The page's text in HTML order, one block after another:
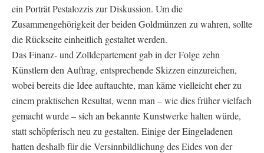
ein Porträt Pestalozzis zur Diskussion. Um die
Zusammengehörigkeit der beiden Goldmünzen zu wahren, sollte
die Rückseite einheitlich gestaltet werden.
Das Finanz- und Zolldepartement gab in der Folge zehn
Künstlern den Auftrag, entsprechende Skizzen einzureichen,
wobei bereits die Idee auftauchte, man käme vielleicht eher zu
einem praktischen Resultat, wenn man – wie dies früher vielfach
gemacht wurde – sich an bekannte Kunstwerke halten würde,
statt schöpferisch neu zu gestalten. Einige der Eingeladenen
hatten deshalb für die Versinnbildlichung des Eides von der